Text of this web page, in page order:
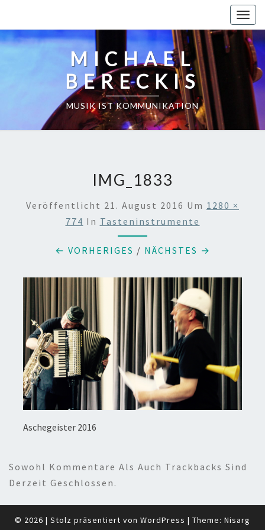
content
MICHAEL
BERECKIS
MUSIK IST KOMMUNIKATION
IMG_1833
Veröffentlicht 21. August 2016 Um 1280 ×
774 In Tasteninstrumente
← VORHERIGES / NÄCHSTES →
Aschegeister 2016
Sowohl Kommentare Als Auch Trackbacks Sind
Derzeit Geschlossen.
© 2026 | Stolz präsentiert von WordPress | Theme: Nisarg